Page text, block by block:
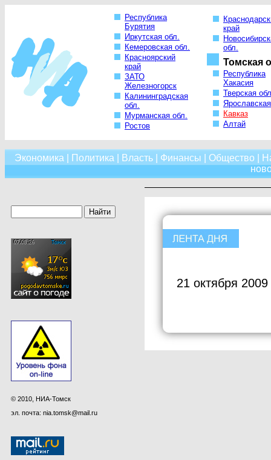
Республика
Бурятия
Иркутская обл.
Кемеровская обл.
Красноярский
край
ЗАТО
Железногорск
Калининградская
обл.
Мурманская обл.
Ростов
край
обл.
Томская
Республика
Хакасия
Тверская
Кавказ
Алтай
Экономика Политика Власть| Финансы Общество
© 2010, НИА-Томск
эл. почта: nia.tomsk@mail.ru
21 октября 2009